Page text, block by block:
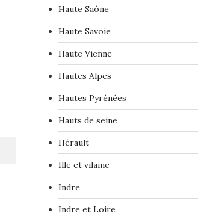
Haute Saône
Haute Savoie
Haute Vienne
Hautes Alpes
Hautes Pyrénées
Hauts de seine
Hérault
Ille et vilaine
Indre
Indre et Loire